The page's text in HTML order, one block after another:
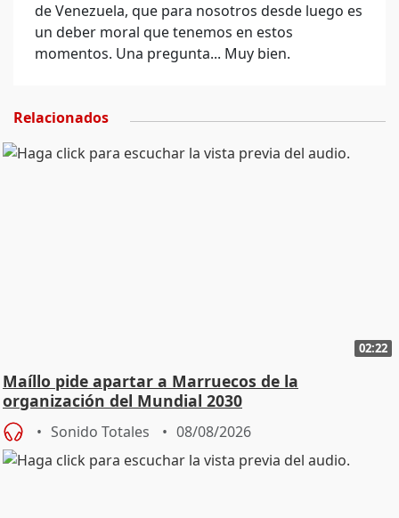
de Venezuela, que para nosotros desde luego es
un deber moral que tenemos en estos
momentos. Una pregunta... Muy bien.
Relacionados
02:22
Maíllo pide apartar a Marruecos de la
organización del Mundial 2030
Sonido Totales 08/08/2026